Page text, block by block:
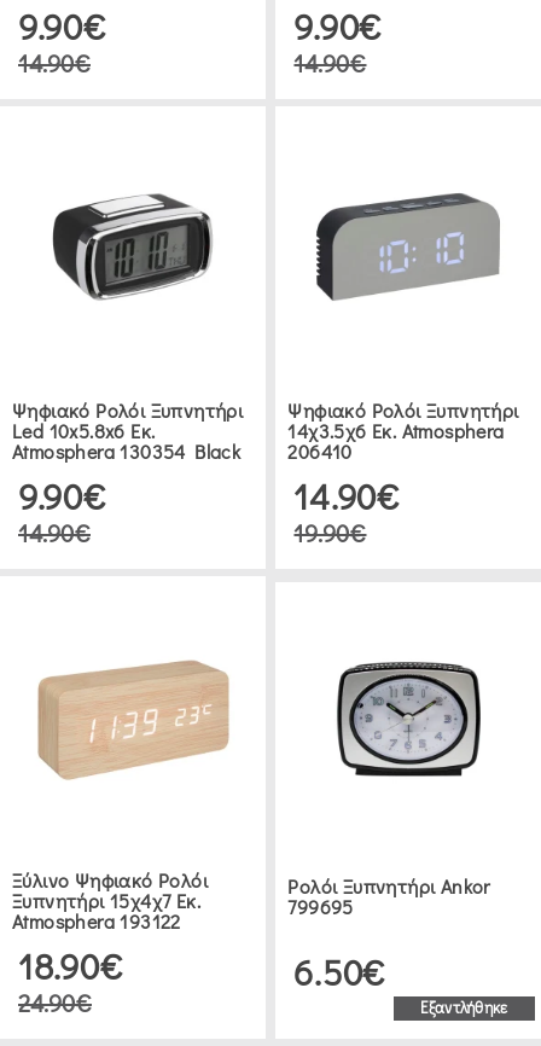
9.90€
14.90€
9.90€
14.90€
Ψηφιακό Ρολόι Ξυπνητήρι
Led 10x5.8x6 Εκ.
Atmosphera 130354 Black
9.90€
14.90€
Ψηφιακό Ρολόι Ξυπνητήρι
14χ3.5χ6 Εκ. Atmosphera
206410
14.90€
19.90€
Ξύλινο Ψηφιακό Ρολόι
Ξυπνητήρι 15χ4χ7 Εκ.
Atmosphera 193122
18.90€
24.90€
Ρολόι Ξυπνητήρι Ankor
799695
6.50€
Εξαντλήθηκε